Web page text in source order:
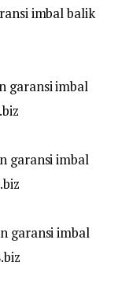
imbal balik
garansi imbal
garansi imbal
garansi imbal